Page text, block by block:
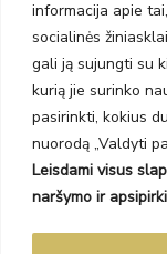
informacija apie
socialinės
gali ją sujungti su
kurią jie surinko
pasirinkti, kokius
nuorodą „Valdyti
Leisdami visus
naršymo ir
Prenumeruokite ir
leidimo kolekcijas.
Prenumeruodami